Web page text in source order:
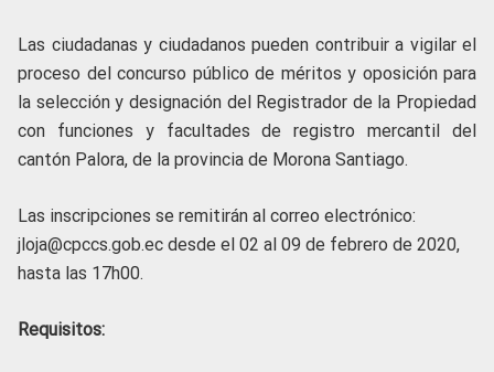
Las ciudadanas y ciudadanos pueden contribuir a vigilar el
proceso del concurso público de méritos y oposición para
la selección y designación del Registrador de la Propiedad
con funciones y facultades de registro mercantil del
cantón Palora, de la provincia de Morona Santiago.
Las inscripciones se remitirán al correo electrónico:
jloja@cpccs.gob.ec desde el 02 al 09 de febrero de 2020,
hasta las 17h00.
Requisitos: